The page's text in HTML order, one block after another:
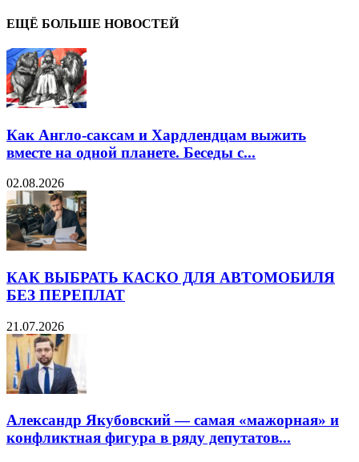
ЕЩЁ БОЛЬШЕ НОВОСТЕЙ
Как Англо-саксам и Хардлендцам выжить
вместе на одной планете. Беседы с...
02.08.2026
КАК ВЫБРАТЬ КАСКО ДЛЯ АВТОМОБИЛЯ
БЕЗ ПЕРЕПЛАТ
21.07.2026
Александр Якубовский — самая «мажорная» и
конфликтная фигура в ряду депутатов...